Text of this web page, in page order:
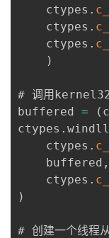
    ctypes
.
    ctypes
.
    ctypes
.
)
# 调用
buffered = (
ctypes . windll
    ctypes
.
    buffered
,
    ctypes
.
)
# 创建一个线程